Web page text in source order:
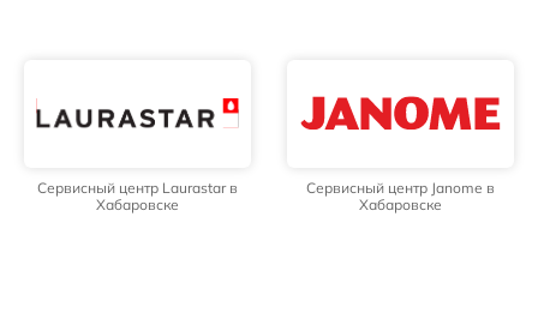
Сервисный центр Laurastar в
Хабаровске
Сервисный центр Janome в
Хабаровске